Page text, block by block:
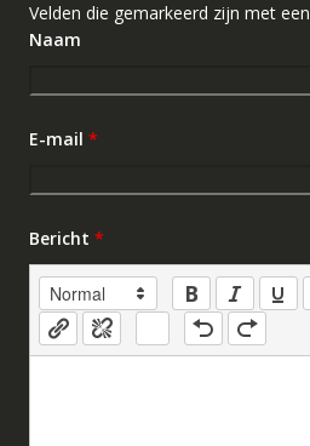
Velden die gemarkeerd zijn met een
Naam
E-mail *
Bericht *